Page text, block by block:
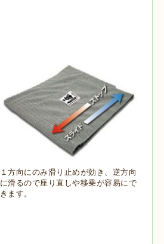
１方向にのみ滑り止めが効き、逆方向
に滑るので座り直しや移乗が容易にで
きます。